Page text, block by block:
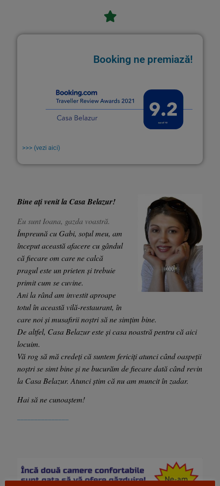
Booking ne premiază!
>>> (vezi aici)
Bine ați venit la Casa Belazur!
Eu sunt Ioana, gazda voastră.
Împreună cu Gabi, soțul meu, am
început această afacere cu gândul
că fiecare om care ne calcă
pragul este un prieten și trebuie
primit cum se cuvine.
Ani la rând am investit aproape
totul în această vilă-restaurant, în
care noi și musafirii noștri să ne simțim bine.
De altfel, Casa Belazur este și casa noastră pentru că aici
locuim.
Vă rog să mă credeți că suntem fericiți atunci când oaspeții
noștri se simt bine și ne bucurăm de fiecare dată când revin
la Casa Belazur. Atunci știm că nu am muncit în zadar.
Hai să ne cunoaștem!